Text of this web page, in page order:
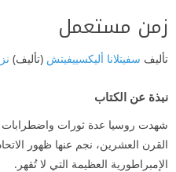
زمن مستعمل
تأليف سفيتلانا أليكسييفيتش (تأليف)
نبذة عن الكتاب
شهدت روسيا عدة ثورات واضطرابات
القرن العشرين، نجم عنها ظهور
الإمبراطورية العظيمة التي لا تُقهر.